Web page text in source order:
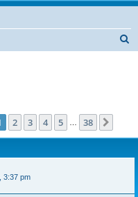
de 38
2 3 4 5 38
3:37 pm